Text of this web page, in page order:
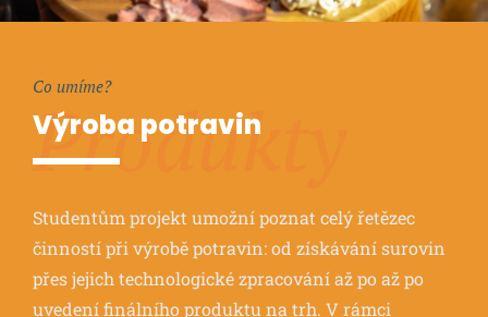
Produkty
Co umíme?
Výroba potravin
Studentům projekt umožní poznat celý řetězec
činností při výrobě potravin: od získávání surovin
přes jejich technologické zpracování až po až po
uvedení finálního produktu na trh. V rámci